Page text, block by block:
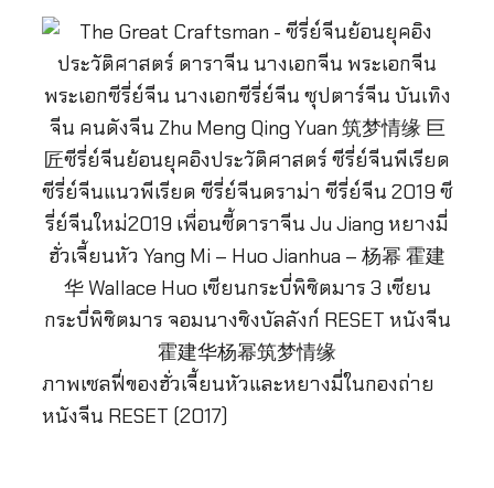
ภาพเซลฟี่ของฮั่วเจี้ยนหัวและหยางมี่ในกองถ่าย
หนังจีน RESET (2017)